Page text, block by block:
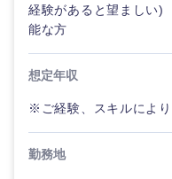
山口県
経験があると望ましい)
能な方
想定年収
※ご経験、スキルによ
勤務地